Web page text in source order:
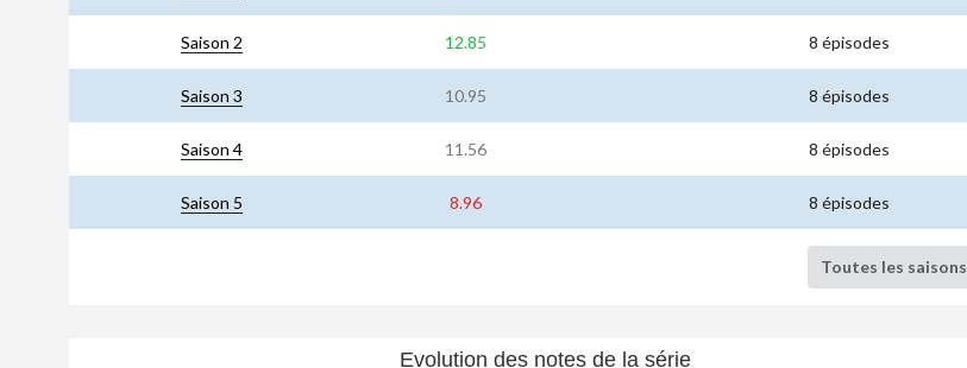
Saison 2 12.85 8 épisodes
Saison 3 10.95 8 épisodes
Saison 4 11.56 8 épisodes
Saison 5 8.96 8 épisodes
Toutes les saisons
Evolution des notes de la série